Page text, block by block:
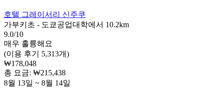
호텔 그레이서리 신주쿠
가부키초 - 도쿄공업대학에서 10.2km
9.0/10
매우 훌륭해요
(이용 후기 5,313개)
₩178,048
총 요금: ₩215,438
8월 13일 ~ 8월 14일